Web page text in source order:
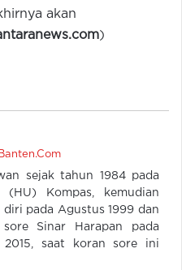
akan
)
sejak tahun 1984 pada
(HU) Kompas, kemudian
pada Agustus 1999 dan
Sinar Harapan pada
saat koran sore ini